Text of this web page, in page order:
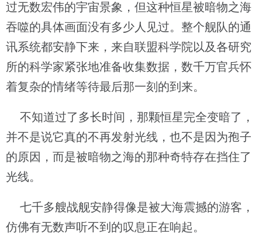
过无数宏伟的宇宙景象，但这种恒星被暗物之海
吞噬的具体画面没有多少人见过。整个舰队的通
讯系统都安静下来，来自联盟科学院以及各研究
所的科学家紧张地准备收集数据，数千万官兵怀
着复杂的情绪等待最后那一刻的到来。
不知道过了多长时间，那颗恒星完全变暗了，
并不是说它真的不再发射光线，也不是因为孢子
的原因，而是被暗物之海的那种奇特存在挡住了
光线。
七千多艘战舰安静得像是被大海震撼的游客，
仿佛有无数声听不到的叹息正在响起。